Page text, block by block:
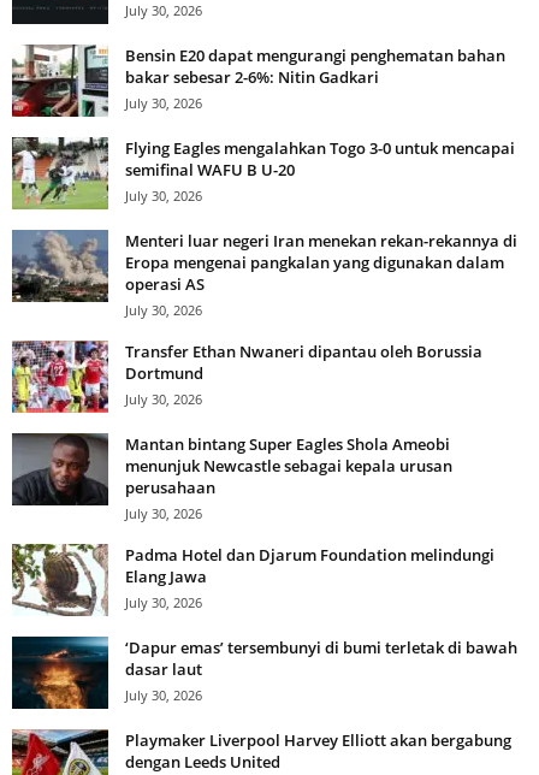
July 30, 2026
Bensin E20 dapat mengurangi penghematan bahan
bakar sebesar 2-6%: Nitin Gadkari
July 30, 2026
Flying Eagles mengalahkan Togo 3-0 untuk mencapai
semifinal WAFU B U-20
July 30, 2026
Menteri luar negeri Iran menekan rekan-rekannya di
Eropa mengenai pangkalan yang digunakan dalam
operasi AS
July 30, 2026
Transfer Ethan Nwaneri dipantau oleh Borussia
Dortmund
July 30, 2026
Mantan bintang Super Eagles Shola Ameobi
menunjuk Newcastle sebagai kepala urusan
perusahaan
July 30, 2026
Padma Hotel dan Djarum Foundation melindungi
Elang Jawa
July 30, 2026
‘Dapur emas’ tersembunyi di bumi terletak di bawah
dasar laut
July 30, 2026
Playmaker Liverpool Harvey Elliott akan bergabung
dengan Leeds United